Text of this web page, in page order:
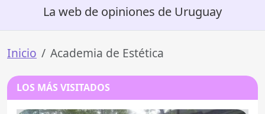
La web de opiniones de Uruguay
Inicio Academia de Estética
LOS MÁS VISITADOS